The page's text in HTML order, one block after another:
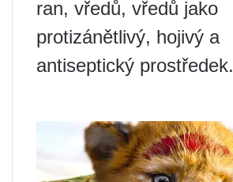
ran, vředů, vředů jako
protizánětlivý, hojivý a
antiseptický prostředek.